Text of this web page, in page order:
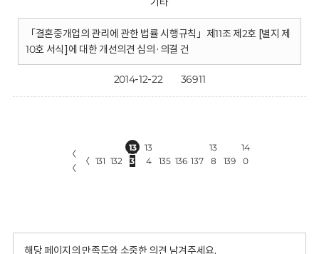
「결혼중개업의 관리에 관한 법률 시행규칙」제11조 제2호 [별지 제
10호 서식]에 대한 개선의견 심의·의결 건
2014-12-22 36911
〈
〈
〈 131 132
13
3
13
4
135 136 137
13
8
139
14
0
해당 페이지의 만족도와 소중한 의견 남겨주세요.